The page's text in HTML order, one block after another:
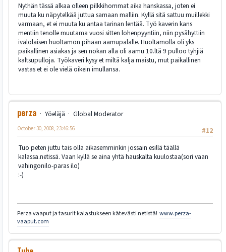
Nythän tässä alkaa olleen pilkkihommat aika hanskassa, joten ei
muuta ku näpytelkää juttua samaan malliin. Kyllä sitä sattuu muillekki
varmaan, et ei muuta ku antaa tarinan lentää. Työ kaverin kans
mentiin tenolle muutama vuosi sitten lohenpyyntiin, niin pysähyttiin
ivalolaisen huoltamon pihaan aamupalalle. Huoltamolla oli yks
paikallinen asiakas ja sen nokan alla oli aamu 10.ltä 9 pulloo tyhjiä
kaltsupulloja. Työkaveri kysy et miltä kalja maistu, mut paikallinen
vastas et ei ole vielä oikein imullansa.
perza Yöeläjä
Global Moderator
#12
October 30, 2008, 23:46:56
Tuo peten juttu tais olla aikasemminkin jossain esillä täällä
kalassa.netissä. Vaan kyllä se aina yhtä hauskalta kuulostaa(sori vaan
vahingonilo-paras ilo)
:-)
Perza vaaput ja tasurit kalastukseen kätevästi netistä! www.perza-
vaaput.com